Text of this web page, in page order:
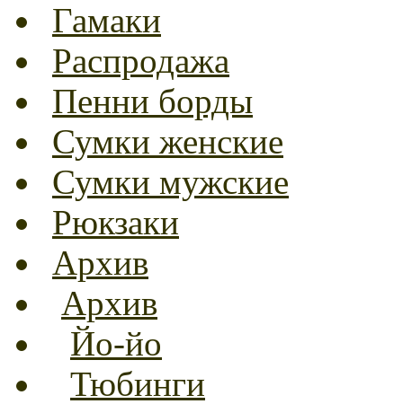
Гамаки
Распродажа
Пенни борды
Сумки женские
Сумки мужские
Рюкзаки
Архив
Архив
Йо-йо
Тюбинги